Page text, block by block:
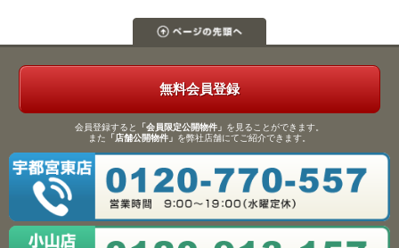
無料会員登録
会員登録すると 「会員限定公開物件」 を見ることができます。
また 「店舗公開物件」 を弊社店舗にてご紹介できます。